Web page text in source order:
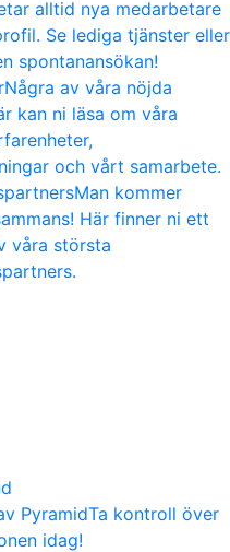
alltid nya medarbetare
Se lediga tjänster eller
spontanansökan!
Några av våra nöjda
kan ni läsa om våra
och vårt samarbete.
Man kommer
Här finner ni ett
våra största
PyramidTa kontroll över
idag!